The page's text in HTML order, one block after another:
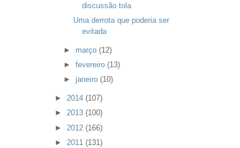
discussão tola
Uma derrota que poderia ser
evitada
► março(12)
►fevereiro(13)
► janeiro(10)
► 2014 (107)
► 2013 (100)
► 2012 (166)
► 2011 (131)